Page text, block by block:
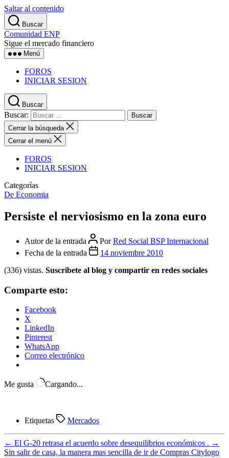
Saltar al contenido
Buscar
Comunidad ENP
Sigue el mercado financiero
Menú
FOROS
INICIAR SESION
Buscar
Buscar:
Cerrar la búsqueda
Cerrar el menú
Categorías
De Economia